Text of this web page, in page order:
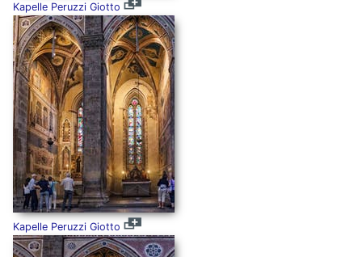
Kapelle Peruzzi Giotto
Kapelle Peruzzi Giotto